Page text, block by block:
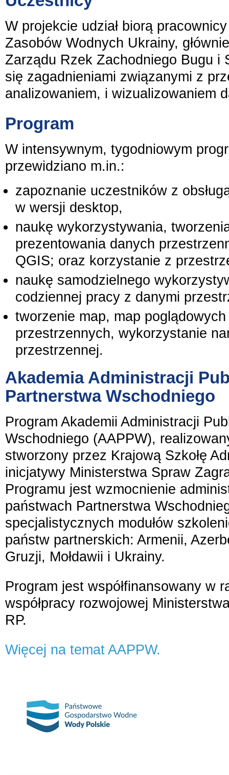
W projekcie udział biorą
Zasobów Wodnych Ukrainy,
Zarządu Rzek Zachodniego Bugu i
się zagadnieniami związanymi z
analizowaniem, i wizualizowaniem
Program
W intensywnym, tygodniowym
przewidziano m.in.:
zapoznanie uczestników z
w wersji desktop,
naukę wykorzystywania,
prezentowania danych
QGIS; oraz korzystanie z
naukę samodzielnego
codziennej pracy z danymi
tworzenie map, map
przestrzennych, wykorzystanie
przestrzennej.
Akademia Administracji
Partnerstwa Wschodniego
Program Akademii Administracji
Wschodniego (AAPPW),
stworzony przez Krajową Szkołę
inicjatywy Ministerstwa Spraw
Programu jest wzmocnienie
państwach Partnerstwa
specjalistycznych modułów
państw partnerskich: Armenii,
Gruzji, Mołdawii i Ukrainy.
Program jest współfinansowany w
współpracy rozwojowej
RP.
Więcej na temat AAPPW.